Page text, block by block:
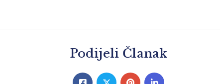
Podijeli Članak